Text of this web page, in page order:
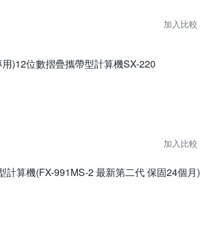
加入比較
)12位數摺疊攜帶型計算機SX-220
加入比較
計算機(FX-991MS-2 最新第二代 保固24個月)